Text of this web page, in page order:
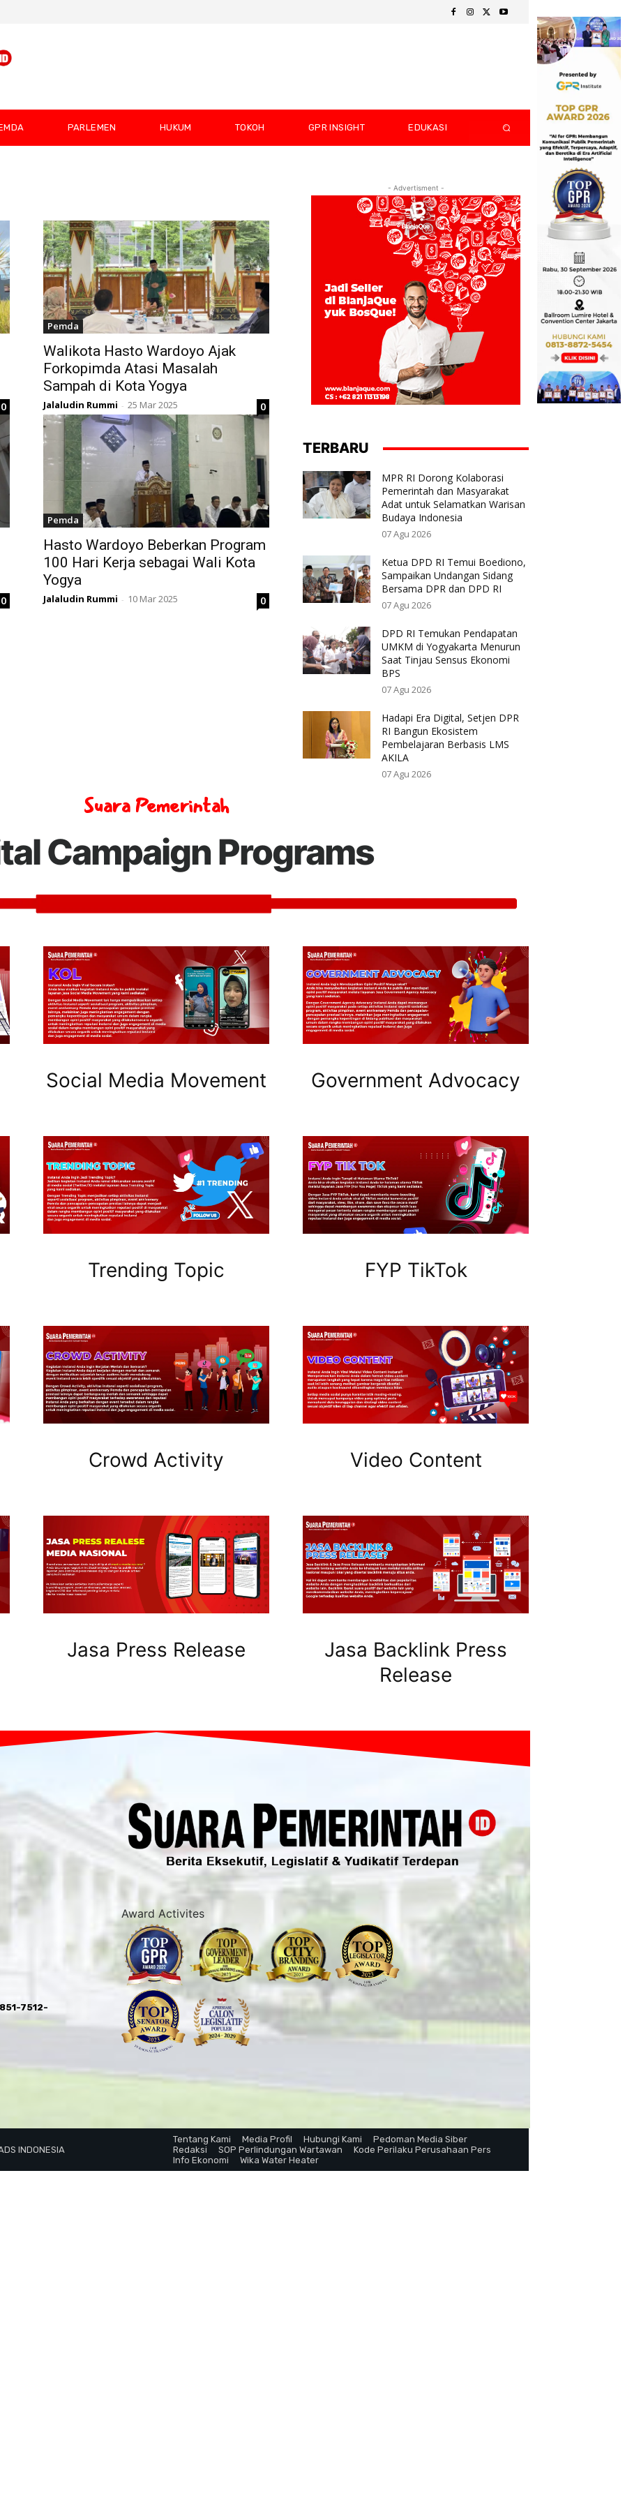
PARLEMEN HUKUM TOKOH GPR INSIGHT EDUKASI
0
Pemda
Walikota Hasto Wardoyo Ajak
Forkopimda Atasi Masalah
Sampah di Kota Yogya
Jalaludin Rummi - 25 Mar 2025 0
0
Pemda
Hasto Wardoyo Beberkan Program
100 Hari Kerja sebagai Wali Kota
Yogya
Jalaludin Rummi - 10 Mar 2025 0
- Advertisment -
TERBARU
MPR RI Dorong Kolaborasi
Pemerintah dan Masyarakat
Adat untuk Selamatkan Warisan
Budaya Indonesia
07 Agu 2026
Ketua DPD RI Temui Boediono,
Sampaikan Undangan Sidang
Bersama DPR dan DPD RI
07 Agu 2026
DPD RI Temukan Pendapatan
UMKM di Yogyakarta Menurun
Saat Tinjau Sensus Ekonomi
BPS
07 Agu 2026
Hadapi Era Digital, Setjen DPR
RI Bangun Ekosistem
Pembelajaran Berbasis LMS
AKILA
07 Agu 2026
Suara Pemerintah
Campaign Programs
Social Media Movement
Trending Topic
Crowd Activity
Jasa Press Release
Government Advocacy
FYP TikTok
Video Content
Jasa Backlink Press
Release
7512-
Award Activites
INDONESIA
Tentang Kami Media Profil Hubungi Kami
Pedoman Media Siber
Redaksi
SOP Perlindungan Wartawan
Kode Perilaku Perusahaan Pers
Info Ekonomi
Wika Water Heater